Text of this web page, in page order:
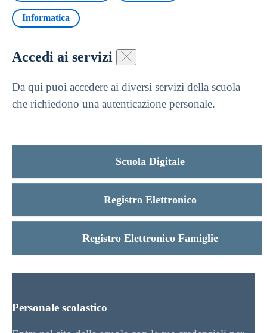
Informatica
Accedi ai servizi
Da qui puoi accedere ai diversi servizi della scuola
che richiedono una autenticazione personale.
Scuola Digitale
Registro Elettronico
Registro Elettronico Famiglie
Personale scolastico